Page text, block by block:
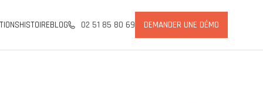
HISTOIREBLOG 02 51 85 80 69 DEMANDER UNE DÉMO